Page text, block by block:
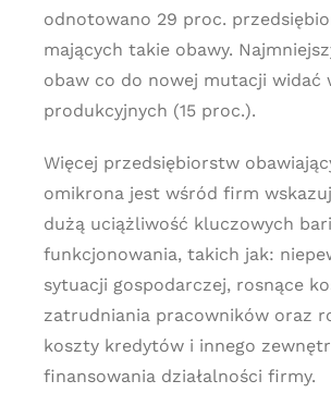
odnotowano 29 proc.
mających takie obawy.
obaw co do nowej mutacji widać
produkcyjnych (15 proc.).
Więcej przedsiębiorstw
omikrona jest wśród firm
dużą uciążliwość kluczowych
funkcjonowania, takich jak:
sytuacji gospodarczej, rosnące
zatrudniania pracowników oraz
koszty kredytów i innego
finansowania działalności firmy.